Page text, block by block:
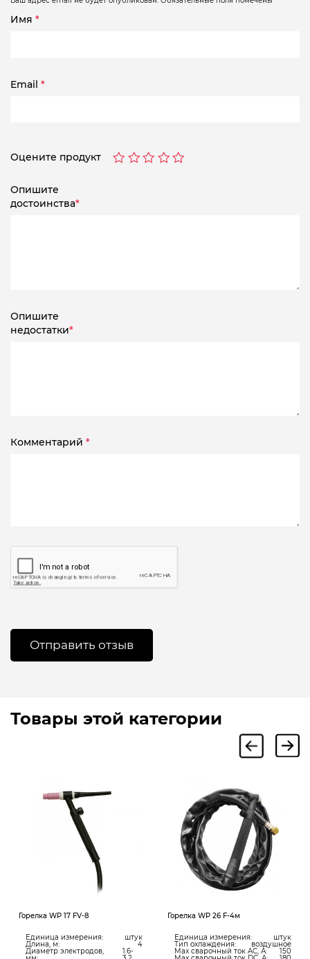
Имя *
Email *
Оцените продукт
Опишите
достоинства*
Опишите
недостатки*
Комментарий *
Товары этой категории
Горелка WP 17 FV-8
Единица измерения: штук
Длина, м: 4
Диаметр электродов, 1.6-
Горелка WP 26 F-4м
Единица измерения: штук
Тип охлаждения: воздушное
Max сварочный ток AC, А: 150